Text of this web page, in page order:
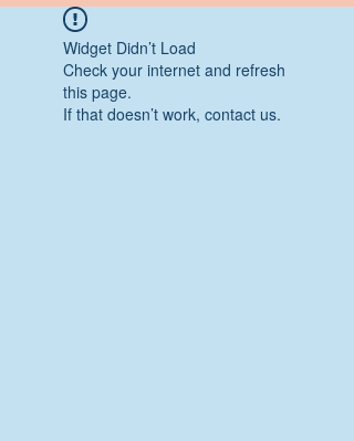
Widget Didn’t Load
Check your internet and refresh
this page.
If that doesn’t work, contact us.